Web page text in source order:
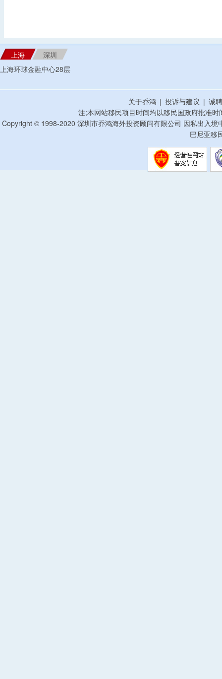
上海
深圳
上海环球金融中心28层
关于乔鸿 | 投诉与建议 | 诚
注;本网站移民项目时间均以移民国政府批准
Copyright © 1998-2020 深圳市乔鸿海外投资顾问有限公司 因私出入
巴尼亚移